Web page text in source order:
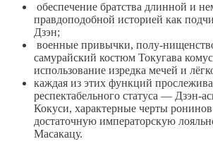
обеспечение братства длинной и
правдоподобной историей как
Дзэн;
военные привычки, полу-
самурайский костюм Токугава
использование изредка мечей и
каждая из этих функций
респектабельного статуса — Дзэн-
Кокуси, характерные черты
достаточную императорскую
Масакацу.